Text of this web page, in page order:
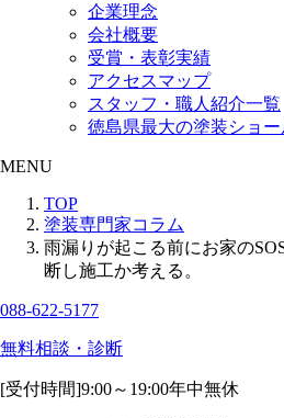
企業理念
会社概要
受賞・表彰実績
アクセスマップ
スタッフ・職人紹介一覧
徳島県最大の塗装ショー
MENU
TOP
塗装専門家コラム
雨漏りが起こる前にお家の
断し施工か考える。
088-622-5177
無料相談・診断
[受付時間]9:00～19:00年中無休